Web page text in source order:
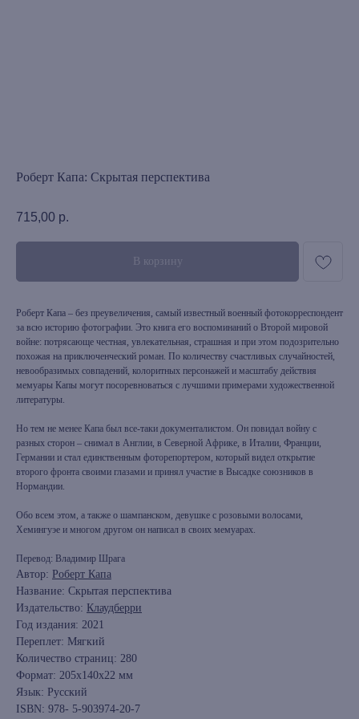
Роберт Капа: Скрытая перспектива
715,00 р.
В корзину
Роберт Капа – без преувеличения, самый известный военный фотокорреспондент
за всю историю фотографии. Это книга его воспоминаний о Второй мировой
войне: потрясающе честная, увлекательная, страшная и при этом подозрительно
похожая на приключенческий роман. По количеству счастливых случайностей,
невообразимых совпадений, колоритных персонажей и масштабу действия
мемуары Капы могут посоревноваться с лучшими примерами художественной
литературы.
Но тем не менее Капа был все-таки документалистом. Он повидал войну с
разных сторон – снимал в Англии, в Северной Африке, в Италии, Франции,
Германии и стал единственным фоторепортером, который видел открытие
второго фронта своими глазами и принял участие в Высадке союзников в
Нормандии.
Обо всем этом, а также о шампанском, девушке с розовыми волосами,
Хемингуэе и многом другом он написал в своих мемуарах.
Перевод: Владимир Шрага
Автор: Роберт Капа
Название: Скрытая перспектива
Издательство: Клаудберри
Год издания: 2021
Переплет: Мягкий
Количество страниц: 280
Формат: 205x140x22 мм
Язык: Русский
ISBN: 978- 5-903974-20-7
книжный интернет-магазин из
Петербурга
Каталог